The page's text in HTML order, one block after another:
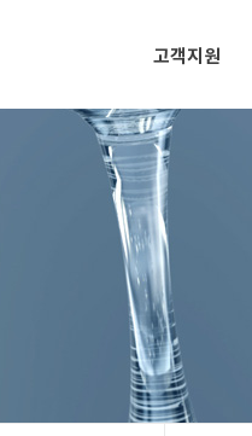
고객지원